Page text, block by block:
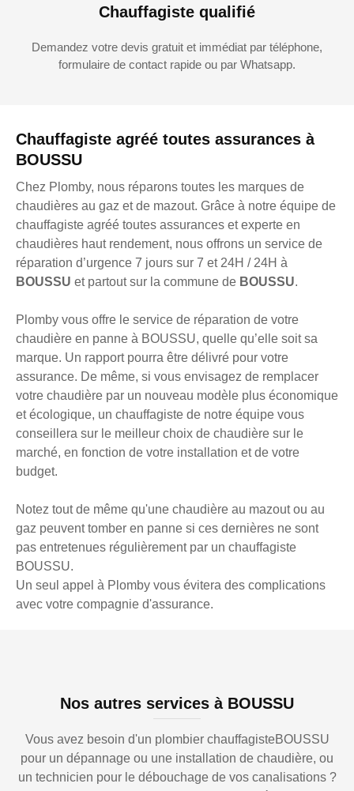
Chauffagiste agréé toutes assurances à
BOUSSU
Chez Plomby, nous réparons toutes les marques de
chaudières au gaz et de mazout. Grâce à notre équipe de
chauffagiste agréé toutes assurances et experte en
chaudières haut rendement, nous offrons un service de
réparation d’urgence 7 jours sur 7 et 24H / 24H à
BOUSSU et partout sur la commune de BOUSSU.
Plomby vous offre le service de réparation de votre
chaudière en panne à BOUSSU, quelle qu’elle soit sa
marque. Un rapport pourra être délivré pour votre
assurance. De même, si vous envisagez de remplacer
votre chaudière par un nouveau modèle plus économique
et écologique, un chauffagiste de notre équipe vous
conseillera sur le meilleur choix de chaudière sur le
marché, en fonction de votre installation et de votre
budget.
Notez tout de même qu'une chaudière au mazout ou au
gaz peuvent tomber en panne si ces dernières ne sont
pas entretenues régulièrement par un chauffagiste
BOUSSU.
Un seul appel à Plomby vous évitera des complications
avec votre compagnie d'assurance.
Chauffagiste qualifié
Demandez votre devis gratuit et immédiat par téléphone,
formulaire de contact rapide ou par Whatsapp.
Nos autres services à BOUSSU
Vous avez besoin d'un plombier chauffagisteBOUSSU
pour un dépannage ou une installation de chaudière, ou
un technicien pour le débouchage de vos canalisations ?